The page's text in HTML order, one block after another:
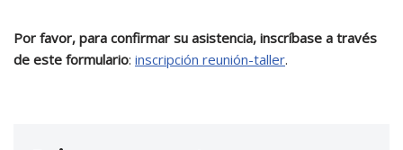
Por favor, para confirmar su asistencia, inscríbase a través
de este formulario: inscripción reunión-taller.